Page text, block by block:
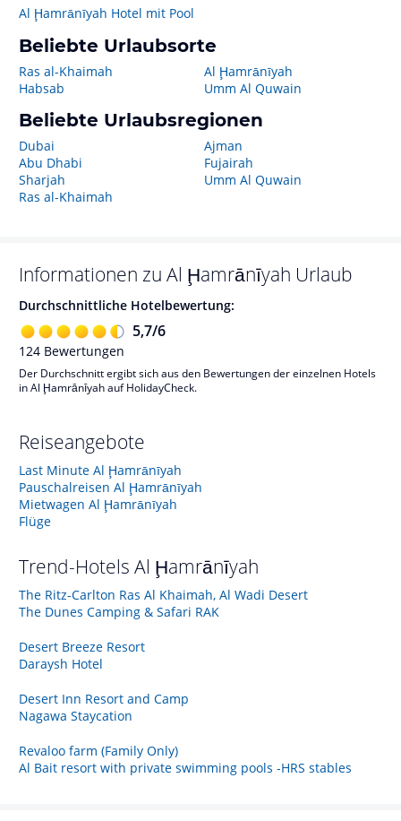
Al Ḩamrānīyah Hotel mit Pool
Beliebte Urlaubsorte
Ras al-Khaimah
Habsab
Al Ḩamrānīyah
Umm Al Quwain
Beliebte Urlaubsregionen
Dubai
Abu Dhabi
Sharjah
Ras al-Khaimah
Ajman
Fujairah
Umm Al Quwain
Informationen zu Al Ḩamrānīyah Urlaub
Durchschnittliche Hotelbewertung:
5,7/6
124 Bewertungen
Der Durchschnitt ergibt sich aus den Bewertungen der einzelnen Hotels
in Al Ḩamrānīyah auf HolidayCheck.
Reiseangebote
Last Minute Al Ḩamrānīyah
Pauschalreisen Al Ḩamrānīyah
Mietwagen Al Ḩamrānīyah
Flüge
Trend-Hotels Al Ḩamrānīyah
The Ritz-Carlton Ras Al Khaimah, Al Wadi Desert
The Dunes Camping & Safari RAK
Desert Breeze Resort
Daraysh Hotel
Desert Inn Resort and Camp
Nagawa Staycation
Revaloo farm (Family Only)
Al Bait resort with private swimming pools -HRS stables